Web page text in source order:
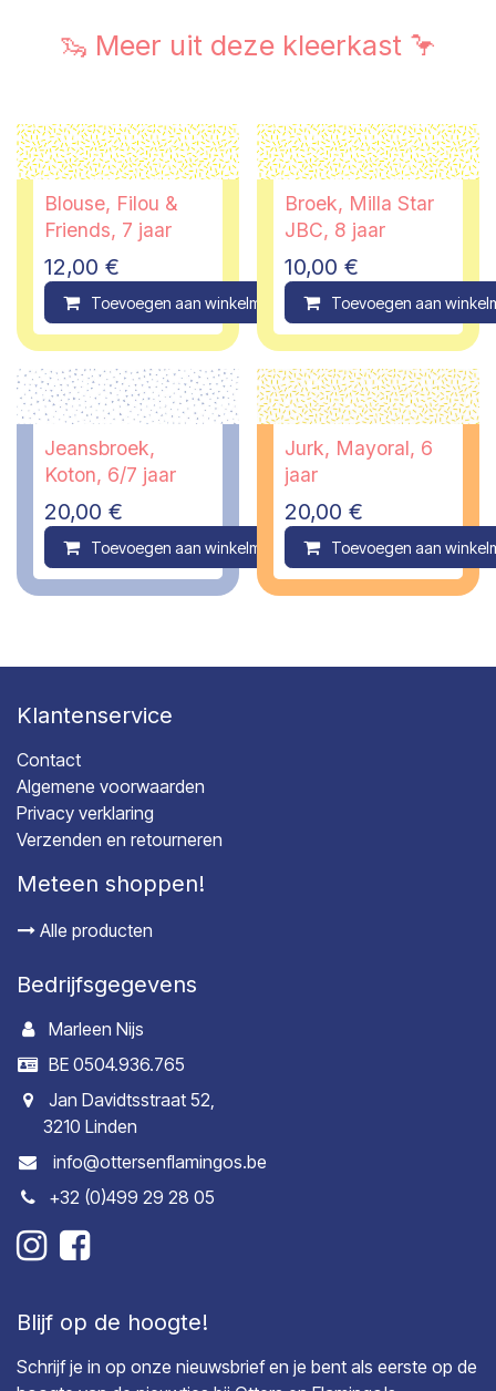
🦦 Meer uit deze kleerkast 🦩
Blouse, Filou &
Friends, 7 jaar
12,00 €
Toevoegen aan winkelmandje Compare
Broek, Milla Star
JBC, 8 jaar
10,00 €
Toevoegen aan
Jeansbroek,
Koton, 6/7 jaar
20,00 €
Toevoegen aan winkelmandje Compare
Jurk, Mayoral, 6
jaar
20,00 €
Toevoegen aan
Klantenservice
Contact
Algemene voorwaarden
Privacy verklaring
Verzenden en retourneren
Meteen shoppen!
Alle producten
Bedrijfsgegevens
Marleen Nijs
BE 0504.936.765
Jan Davidtsstraat 52,
3210 Linden
info@ottersenflamingos.be
+32 (0)499 29 28 05
Blijf op de hoogte!
Schrijf je in op onze nieuwsbrief en je bent als eerste op de